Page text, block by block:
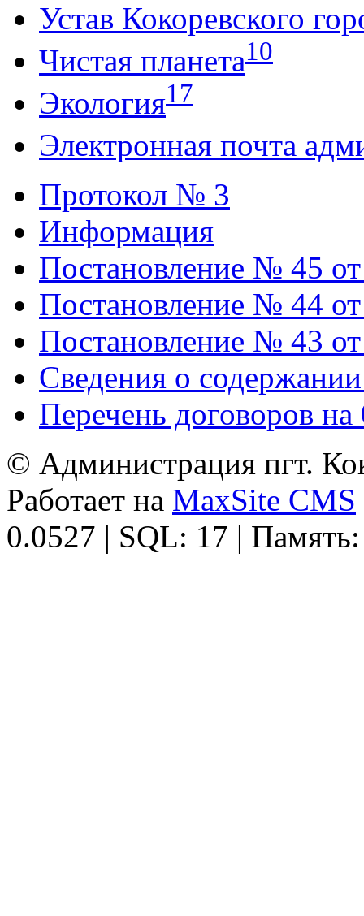
Устав Кокоревского
Чистая планета10
Экология17
Электронная почта
Протокол № 3
Информация
Постановление № 45
Постановление № 44
Постановление № 43
Сведения о
Перечень договоров на
© Администрация пгт.
Работает на MaxSite CMS
0.0527 | SQL: 17 |